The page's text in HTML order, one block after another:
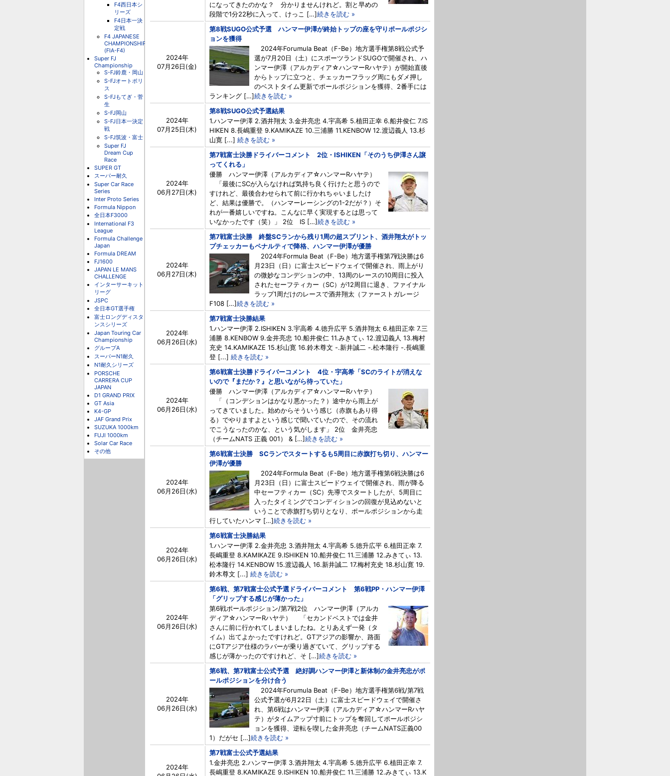
F4西日本シ
リーズ
F4日本一決
定戦
F4 JAPANESE
CHAMPIONSHIP
(FIA-F4)
Super FJ
Championship
S-FJ鈴鹿・岡山
S-FJオートポリ
ス
S-FJもてぎ・菅
生
S-FJ岡山
S-FJ日本一決定
戦
S-FJ筑波・富士
Super FJ
Dream Cup
Race
SUPER GT
スーパー耐久
Super Car Race
Series
Inter Proto Series
Formula Nippon
全日本F3000
International F3
League
Formula Challenge
Japan
Formula DREAM
FJ1600
JAPAN LE MANS
CHALLENGE
インターサーキット
リーグ
JSPC
全日本GT選手権
富士ロングディスタ
ンスシリーズ
Japan Touring Car
Championship
グループA
スーパーN1耐久
N1耐久シリーズ
PORSCHE
CARRERA CUP
JAPAN
D1 GRAND PRIX
GT Asia
K4-GP
JAF Grand Prix
SUZUKA 1000km
FUJI 1000km
Solar Car Race
その他
になってきたのかな？ 分かりませんけれど。割と早めの
段階で1分22秒に入って、けっこ […]続きを読む »
2024年
07月26日(金)
第8戦SUGO公式予選 ハンマー伊澤が終始トップの座を守りポールポジシ
ョンを獲得
2024年Forumula Beat（F-Be）地方選手権第8戦公式予
選が7月20日（土）にスポーツランドSUGOで開催され、ハ
ンマー伊澤（アルカディア☆ハンマーRハヤテ）が開始直後
からトップに立つと、チェッカーフラッグ周にもダメ押し
のベストタイム更新でポールポジションを獲得、2番手には
ランキング […]続きを読む »
2024年
07月25日(木)
第8戦SUGO公式予選結果
1.ハンマー伊澤 2.酒井翔太 3.金井亮忠 4.宇高希 5.植田正幸 6.船井俊仁 7.IS
HIKEN 8.長嶋重登 9.KAMIKAZE 10.三浦勝 11.KENBOW 12.渡辺義人 13.杉
山寛 [...] 続きを読む »
2024年
06月27日(木)
第7戦富士決勝ドライバーコメント 2位・ISHIKEN「そのうち伊澤さん譲
ってくれる」
優勝 ハンマー伊澤（アルカディア☆ハンマーRハヤテ）
「最後にSCが入らなければ気持ち良く行けたと思うので
すけれど、最後合わせられて前に行かれちゃいましたけ
ど、結果は優勝で。（ハンマーレーシングの1-2だが？）そ
れが一番嬉しいですね。こんなに早く実現するとは思って
いなかったです（笑）」 2位 IS […]続きを読む »
2024年
06月27日(木)
第7戦富士決勝 終盤SCランから残り1周の超スプリント、酒井翔太がトッ
プチェッカーもペナルティで降格、ハンマー伊澤が優勝
2024年Formula Beat（F-Be）地方選手権第7戦決勝は6
月23日（日）に富士スピードウェイで開催され、雨上がり
の微妙なコンデションの中、13周のレースの10周目に投入
されたセーフティカー（SC）が12周目に退き、ファイナル
ラップ1周だけのレースで酒井翔太（ファーストガレージ
F108 […]続きを読む »
2024年
06月26日(水)
第7戦富士決勝結果
1.ハンマー伊澤 2.ISHIKEN 3.宇高希 4.徳升広平 5.酒井翔太 6.植田正幸 7.三
浦勝 8.KENBOW 9.金井亮忠 10.船井俊仁 11.みきてぃ 12.渡辺義人 13.梅村
充史 14.KAMIKAZE 15.杉山寛 16.鈴木尊文 -.新井誠二 -.松本隆行 -.長嶋重
登 [...] 続きを読む »
2024年
06月26日(水)
第6戦富士決勝ドライバーコメント 4位・宇高希「SCのライトが消えな
いので『まだか？』と思いながら待っていた」
優勝 ハンマー伊澤（アルカディア☆ハンマーRハヤテ）
「（コンデションはかなり悪かった？）途中から雨上が
ってきていました。始めからそういう感じ（赤旗もあり得
る）でやりますよという感じで聞いていたので、その流れ
でこうなったのかな、という気がします」 2位 金井亮忠
（チームNATS 正義 001） & […]続きを読む »
2024年
06月26日(水)
第6戦富士決勝 SCランでスタートするも5周目に赤旗打ち切り、ハンマー
伊澤が優勝
2024年Formula Beat（F-Be）地方選手権第6戦決勝は6
月23日（日）に富士スピードウェイで開催され、雨が降る
中セーフティカー（SC）先導でスタートしたが、5周目に
入ったタイミングでコンディションの回復が見込めないと
いうことで赤旗打ち切りとなり、ポールポジションから走
行していたハンマ […]続きを読む »
2024年
06月26日(水)
第6戦富士決勝結果
1.ハンマー伊澤 2.金井亮忠 3.酒井翔太 4.宇高希 5.徳升広平 6.植田正幸 7.
長嶋重登 8.KAMIKAZE 9.ISHIKEN 10.船井俊仁 11.三浦勝 12.みきてぃ 13.
松本隆行 14.KENBOW 15.渡辺義人 16.新井誠二 17.梅村充史 18.杉山寛 19.
鈴木尊文 [...] 続きを読む »
2024年
06月26日(水)
第6戦、第7戦富士公式予選ドライバーコメント 第6戦PP・ハンマー伊澤
「グリップする感じが薄かった」
第6戦ポールポジション/第7戦2位 ハンマー伊澤（アルカ
ディア☆ハンマーRハヤテ） 「セカンドベストでは金井
さんに前に行かれてしまいましたね。とりあえず一発（タ
イム）出てよかったですけれど。GTアジアの影響か、路面
にGTアジア仕様のラバーが乗り過ぎていて、グリップする
感じが薄かったのですけれど、そ […]続きを読む »
2024年
06月26日(水)
第6戦、第7戦富士公式予選 絶好調ハンマー伊澤と新体制の金井亮忠がポ
ールポジションを分け合う
2024年Forumula Beat（F-Be）地方選手権第6戦/第7戦
公式予選が6月22日（土）に富士スピードウェイで開催さ
れ、第6戦はハンマー伊澤（アルカディア☆ハンマーRハヤ
テ）がタイムアップ寸前にトップを奪回してポールポジシ
ョンを獲得、逆転を喫した金井亮忠（チームNATS正義00
1）だがセ […]続きを読む »
2024年
第7戦富士公式予選結果
1.金井亮忠 2.ハンマー伊澤 3.酒井翔太 4.宇高希 5.徳升広平 6.植田正幸 7.
長嶋重登 8.KAMIKAZE 9.ISHIKEN 10.船井俊仁 11.三浦勝 12.みきてぃ 13.K